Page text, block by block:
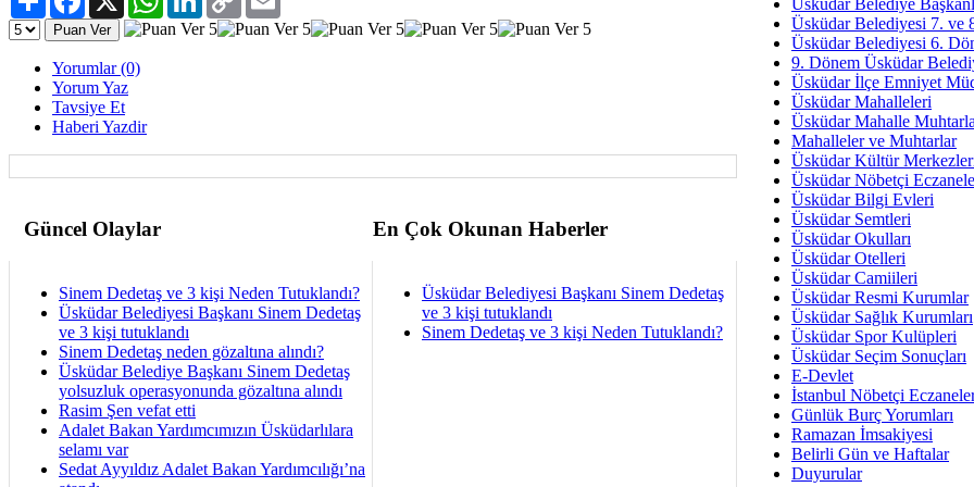
Link
Yorumlar (0)
Yorum Yaz
Tavsiye Et
Haberi Yazdir
Güncel Olaylar En Çok Okunan Haberler
Sinem Dedetaş ve 3 kişi Neden Tutuklandı?
Üsküdar Belediyesi Başkanı Sinem Dedetaş
ve 3 kişi tutuklandı
Sinem Dedetaş neden gözaltına alındı?
Üsküdar Belediye Başkanı Sinem Dedetaş
yolsuzluk operasyonunda gözaltına alındı
Rasim Şen vefat etti
Adalet Bakan Yardımcımızın Üsküdarlılara
selamı var
Sedat Ayyıldız Adalet Bakan Yardımcılığı’na
Üsküdar Belediyesi Başkanı Sinem Dedetaş
ve 3 kişi tutuklandı
Sinem Dedetaş ve 3 kişi Neden Tutuklandı?
İmar Sorunlarının Genel
Arakan
Bayramın
Ruhsal
Üsküdar
Üsküdar Belediye
Üsküdar Belediyesi 7. ve
Üsküdar Belediyesi 6.
9. Dönem Üsküdar
Üsküdar İlçe Emniyet
Üsküdar Mahalleleri
Üsküdar Mahalle
Mahalleler ve Muhtarlar
Üsküdar Kültür
Üsküdar Nöbetçi
Üsküdar Bilgi Evleri
Üsküdar Semtleri
Üsküdar Okulları
Üsküdar Otelleri
Üsküdar Camiileri
Üsküdar Resmi Kurumlar
Üsküdar Sağlık Kurumları
Üsküdar Spor Kulüpleri
Üsküdar Seçim Sonuçları
E-Devlet
İstanbul Nöbetçi
Günlük Burç Yorumları
Ramazan İmsakiyesi
Belirli Gün ve Haftalar
Duyurular